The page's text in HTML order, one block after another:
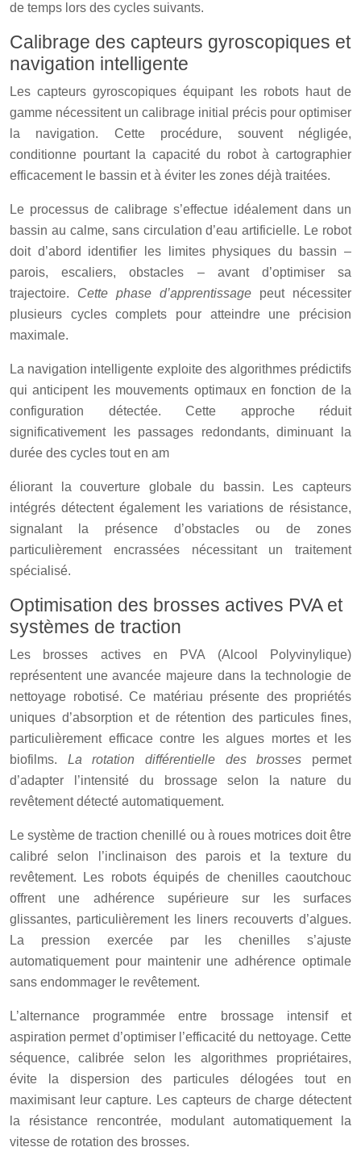
de temps lors des cycles suivants.
Calibrage des capteurs gyroscopiques et
navigation intelligente
Les capteurs gyroscopiques équipant les robots haut de
gamme nécessitent un calibrage initial précis pour optimiser
la navigation. Cette procédure, souvent négligée,
conditionne pourtant la capacité du robot à cartographier
efficacement le bassin et à éviter les zones déjà traitées.
Le processus de calibrage s’effectue idéalement dans un
bassin au calme, sans circulation d’eau artificielle. Le robot
doit d’abord identifier les limites physiques du bassin –
parois, escaliers, obstacles – avant d’optimiser sa
trajectoire. Cette phase d’apprentissage peut nécessiter
plusieurs cycles complets pour atteindre une précision
maximale.
La navigation intelligente exploite des algorithmes prédictifs
qui anticipent les mouvements optimaux en fonction de la
configuration détectée. Cette approche réduit
significativement les passages redondants, diminuant la
durée des cycles tout en am
éliorant la couverture globale du bassin. Les capteurs
intégrés détectent également les variations de résistance,
signalant la présence d’obstacles ou de zones
particulièrement encrassées nécessitant un traitement
spécialisé.
Optimisation des brosses actives PVA et
systèmes de traction
Les brosses actives en PVA (Alcool Polyvinylique)
représentent une avancée majeure dans la technologie de
nettoyage robotisé. Ce matériau présente des propriétés
uniques d’absorption et de rétention des particules fines,
particulièrement efficace contre les algues mortes et les
biofilms. La rotation différentielle des brosses permet
d’adapter l’intensité du brossage selon la nature du
revêtement détecté automatiquement.
Le système de traction chenillé ou à roues motrices doit être
calibré selon l’inclinaison des parois et la texture du
revêtement. Les robots équipés de chenilles caoutchouc
offrent une adhérence supérieure sur les surfaces
glissantes, particulièrement les liners recouverts d’algues.
La pression exercée par les chenilles s’ajuste
automatiquement pour maintenir une adhérence optimale
sans endommager le revêtement.
L’alternance programmée entre brossage intensif et
aspiration permet d’optimiser l’efficacité du nettoyage. Cette
séquence, calibrée selon les algorithmes propriétaires,
évite la dispersion des particules délogées tout en
maximisant leur capture. Les capteurs de charge détectent
la résistance rencontrée, modulant automatiquement la
vitesse de rotation des brosses.